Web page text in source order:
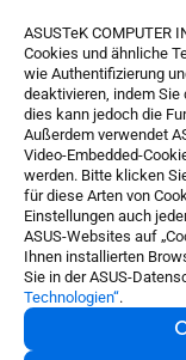
ASUSTeK COMPUTER
Cookies und ähnliche
wie Authentifizierung
deaktivieren, indem Sie
dies kann jedoch die
Außerdem verwendet
Video-Embedded-
werden. Bitte klicken
für diese Arten von
Einstellungen auch
ASUS-Websites auf
Ihnen installierten
Sie in der ASUS-
Technologien“.
Grafikkarten
Monitore
Alle Produkte
Produktregistrierung
ASUS Support Videos
Kontakt
Technische
MyASUS
ASUS Premium Care
Datenschutzanfrage
Impressum
About CSR for global
Germany /
©ASUSTeK